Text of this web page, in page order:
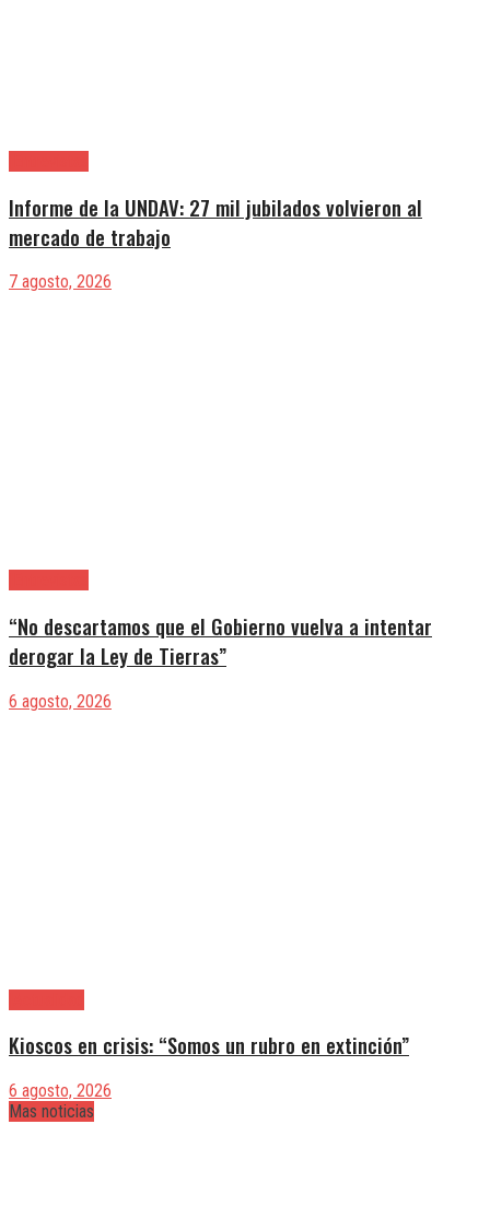
Informe de la UNDAV: 27 mil jubilados volvieron al
mercado de trabajo
7 agosto, 2026
“No descartamos que el Gobierno vuelva a intentar
derogar la Ley de Tierras”
6 agosto, 2026
Kioscos en crisis: “Somos un rubro en extinción”
6 agosto, 2026
Mas noticias